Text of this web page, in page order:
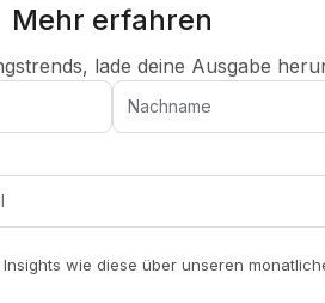
Mehr erfahren
lade deine Ausgabe
wie diese über unseren